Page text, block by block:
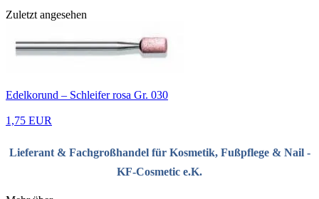
Zuletzt angesehen
Edelkorund – Schleifer rosa Gr. 030
1,75 EUR
Lieferant & Fachgroßhandel für Kosmetik, Fußpflege & Nail -
KF-Cosmetic e.K.